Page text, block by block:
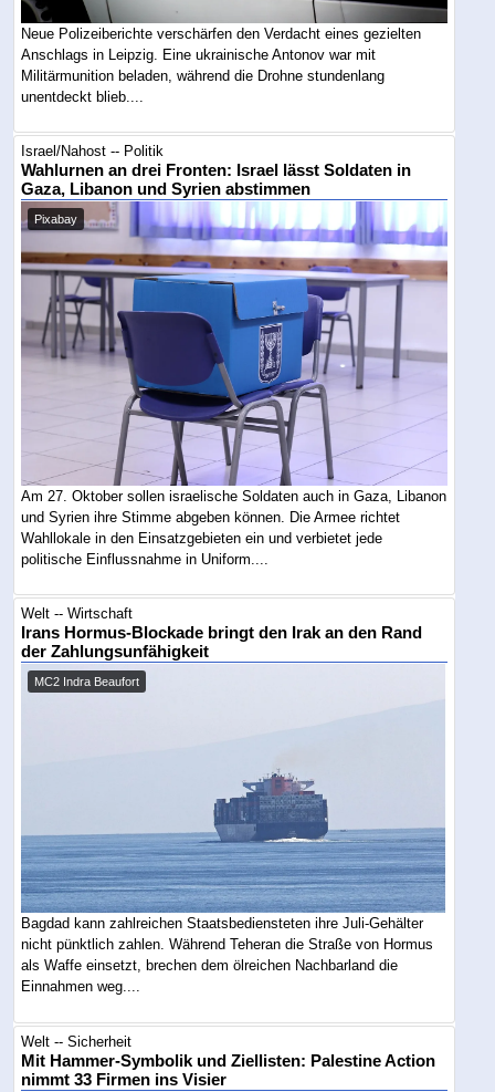
Neue Polizeiberichte verschärfen den Verdacht eines gezielten
Anschlags in Leipzig. Eine ukrainische Antonov war mit
Militärmunition beladen, während die Drohne stundenlang
unentdeckt blieb....
Israel/Nahost -- Politik
Wahlurnen an drei Fronten: Israel lässt Soldaten in
Gaza, Libanon und Syrien abstimmen
Pixabay
Am 27. Oktober sollen israelische Soldaten auch in Gaza, Libanon
und Syrien ihre Stimme abgeben können. Die Armee richtet
Wahllokale in den Einsatzgebieten ein und verbietet jede
politische Einflussnahme in Uniform....
Welt -- Wirtschaft
Irans Hormus-Blockade bringt den Irak an den Rand
der Zahlungsunfähigkeit
MC2 Indra Beaufort
Bagdad kann zahlreichen Staatsbediensteten ihre Juli-Gehälter
nicht pünktlich zahlen. Während Teheran die Straße von Hormus
als Waffe einsetzt, brechen dem ölreichen Nachbarland die
Einnahmen weg....
Welt -- Sicherheit
Mit Hammer-Symbolik und Ziellisten: Palestine Action
nimmt 33 Firmen ins Visier